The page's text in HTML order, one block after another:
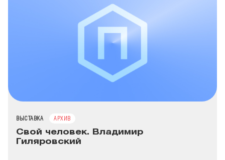
ТИП МЕРОПРИЯТИЯ
ВЫСТАВКА
АРХИВ
Свой человек. Владимир
Гиляровский